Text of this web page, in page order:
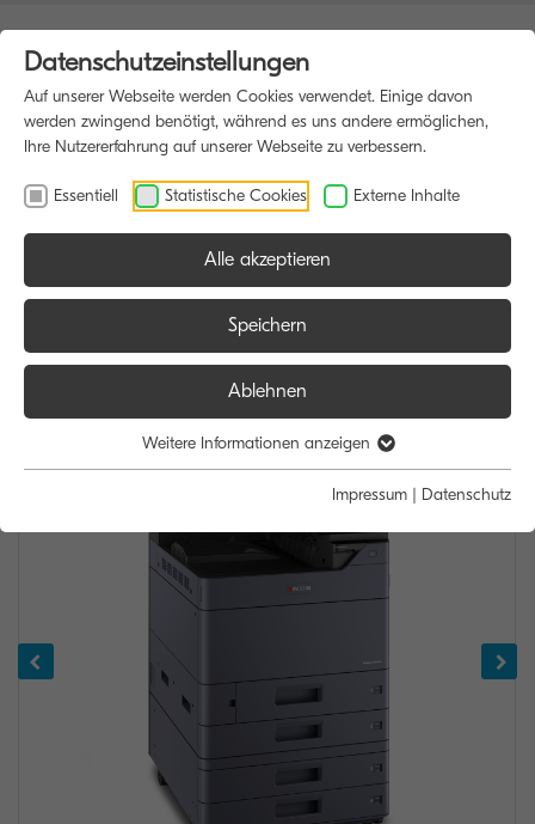
Datenschutzeinstellungen
Auf unserer Webseite werden Cookies verwendet. Einige davon
werden zwingend benötigt, während es uns andere ermöglichen,
Ihre Nutzererfahrung auf unserer Webseite zu verbessern.
Essentiell Statistische Cookies Externe Inhalte
Alle akzeptieren
Speichern
Ablehnen
Weitere Informationen anzeigen
Impressum | Datenschutz